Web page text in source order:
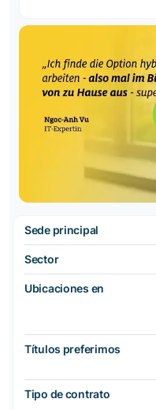
Sede principal
Sector
Ubicaciones en
Títulos preferimos
Tipo de contrato